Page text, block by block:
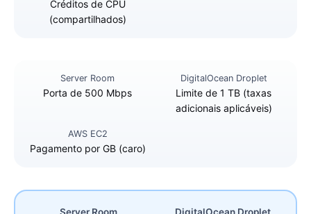
Créditos de CPU
(compartilhados)
Porta de 500 Mbps
Limite de 1 TB (taxas
adicionais aplicáveis)
Pagamento por GB (caro)